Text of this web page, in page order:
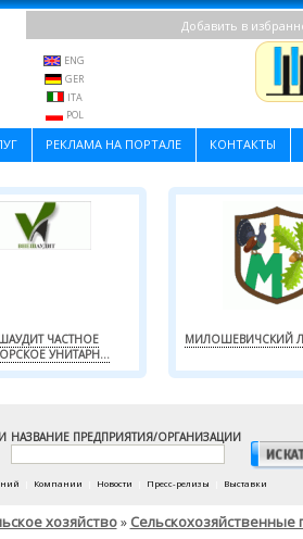
Добавить в
ENG
GER
ITA
POL
РЕКЛАМА НА ПОРТАЛЕ КОНТАКТЫ
ЧАСТНОЕ
УНИТАРН...
МИЛОШЕВИЧСКИЙ
НАЗВАНИЕ ПРЕДПРИЯТИЯ/ОРГАНИЗАЦИИ
Компании Новости Пресс-релизы Выставки
хозяйство» Сельскохозяйственные